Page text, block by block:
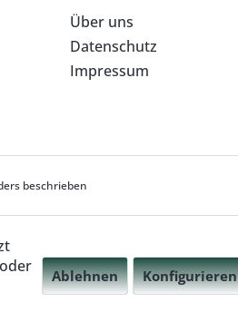
Über uns
Datenschutz
Impressum
beschrieben
Ablehnen Konfigurieren